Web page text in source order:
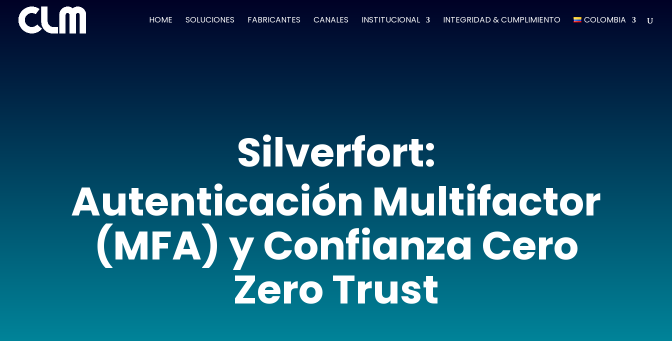
HOME SOLUCIONES FABRICANTES CANALES INSTITUCIONAL INTEGRIDAD & CUMPLIMIENTO COLOMBIA
Silverfort:
Autenticación Multifactor
(MFA) y Confianza Cero
Zero Trust